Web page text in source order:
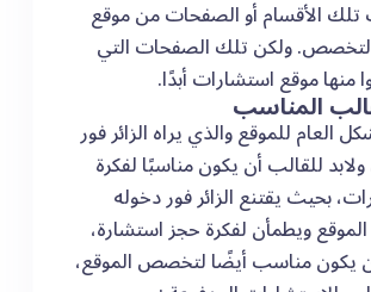
تلك الأقسام أو الصفحات من موقع
ولكن تلك الصفحات التي
منها موقع استشارات أبدًا.
العام للموقع والذي يراه الزائر فور
للقالب أن يكون مناسبًا لفكرة
بحيث يقتنع الزائر فور دخوله
ويطمأن لفكرة حجز استشارة،
يكون مناسب أيضًا لتخصص الموقع،